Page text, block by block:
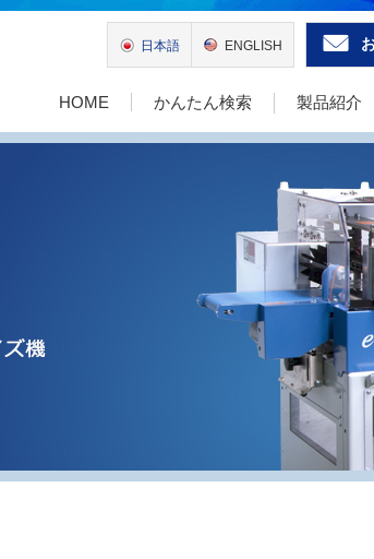
日本語 ENGLISH
HOME かんたん検索 製品紹介